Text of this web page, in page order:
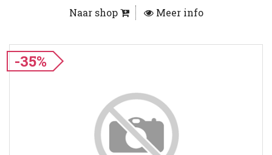
Naar shop Meer info
-35%